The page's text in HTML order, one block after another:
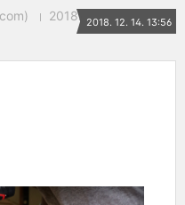
2018. 12. 14. 13:56
2018. 12. 14. 13:56